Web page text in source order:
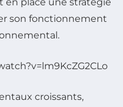
son fonctionnement
croissants,